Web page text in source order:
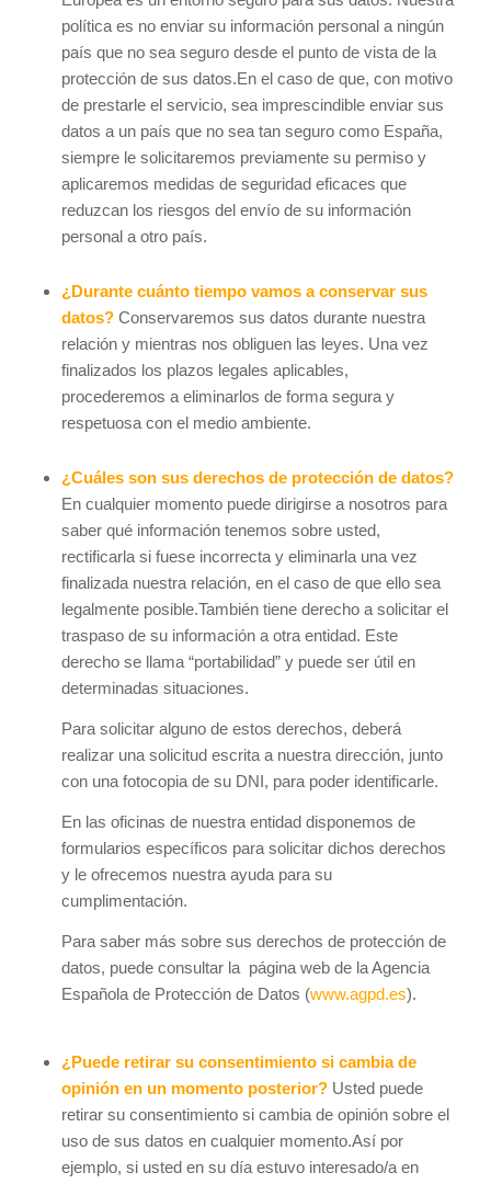
política es no enviar su información personal a ningún
país que no sea seguro desde el punto de vista de la
protección de sus datos.En el caso de que, con motivo
de prestarle el servicio, sea imprescindible enviar sus
datos a un país que no sea tan seguro como España,
siempre le solicitaremos previamente su permiso y
aplicaremos medidas de seguridad eficaces que
reduzcan los riesgos del envío de su información
personal a otro país.
¿Durante cuánto tiempo vamos a conservar sus
datos?Conservaremos sus datos durante nuestra
relación y mientras nos obliguen las leyes. Una vez
finalizados los plazos legales aplicables,
procederemos a eliminarlos de forma segura y
respetuosa con el medio ambiente.
¿Cuáles son sus derechos de protección de datos?
En cualquier momento puede dirigirse a nosotros para
saber qué información tenemos sobre usted,
rectificarla si fuese incorrecta y eliminarla una vez
finalizada nuestra relación, en el caso de que ello sea
legalmente posible.También tiene derecho a solicitar el
traspaso de su información a otra entidad. Este
derecho se llama “portabilidad” y puede ser útil en
determinadas situaciones.
Para solicitar alguno de estos derechos, deberá
realizar una solicitud escrita a nuestra dirección, junto
con una fotocopia de su DNI, para poder identificarle.
En las oficinas de nuestra entidad disponemos de
formularios específicos para solicitar dichos derechos
y le ofrecemos nuestra ayuda para su
cumplimentación.
Para saber más sobre sus derechos de protección de
datos, puede consultar la página web de la Agencia
Española de Protección de Datos (www.agpd.es).
¿Puede retirar su consentimiento si cambia de
opinión en un momento posterior?Usted puede
retirar su consentimiento si cambia de opinión sobre el
uso de sus datos en cualquier momento.Así por
ejemplo, si usted en su día estuvo interesado/a en